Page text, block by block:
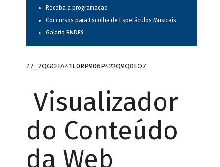
Receba a programação
Concursos para Escolha de Espetáculos Musicais
Galeria BNDES
Z7_7QGCHA41L0RP906P422Q9Q0EO7
Visualizador
do Conteúdo
da Web